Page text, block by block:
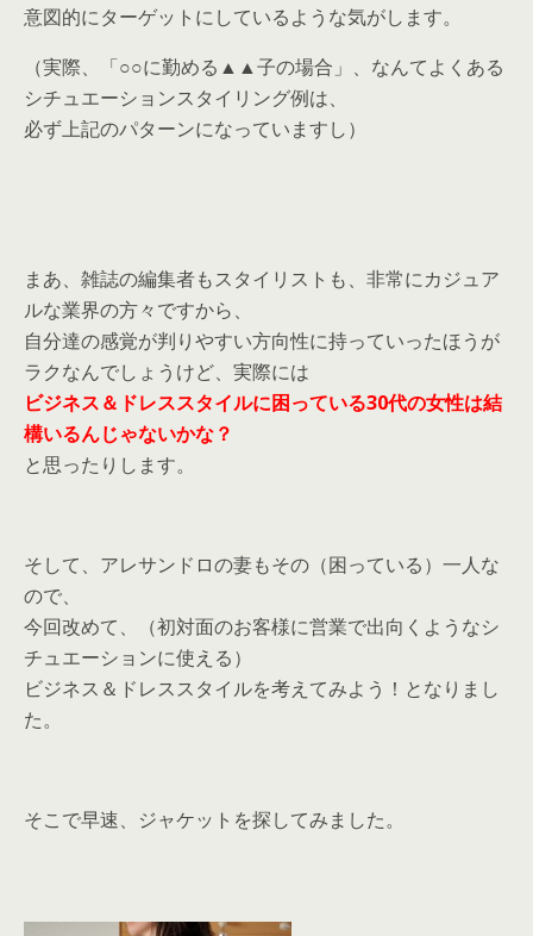
意図的にターゲットにしているような気がします。
（実際、「○○に勤める▲▲子の場合」、なんてよくある
シチュエーションスタイリング例は、
必ず上記のパターンになっていますし）
まあ、雑誌の編集者もスタイリストも、非常にカジュア
ルな業界の方々ですから、
自分達の感覚が判りやすい方向性に持っていったほうが
ラクなんでしょうけど、実際には
ビジネス＆ドレススタイルに困っている30代の女性は結
構いるんじゃないかな？
と思ったりします。
そして、アレサンドロの妻もその（困っている）一人な
ので、
今回改めて、（初対面のお客様に営業で出向くようなシ
チュエーションに使える）
ビジネス＆ドレススタイルを考えてみよう！となりまし
た。
そこで早速、ジャケットを探してみました。